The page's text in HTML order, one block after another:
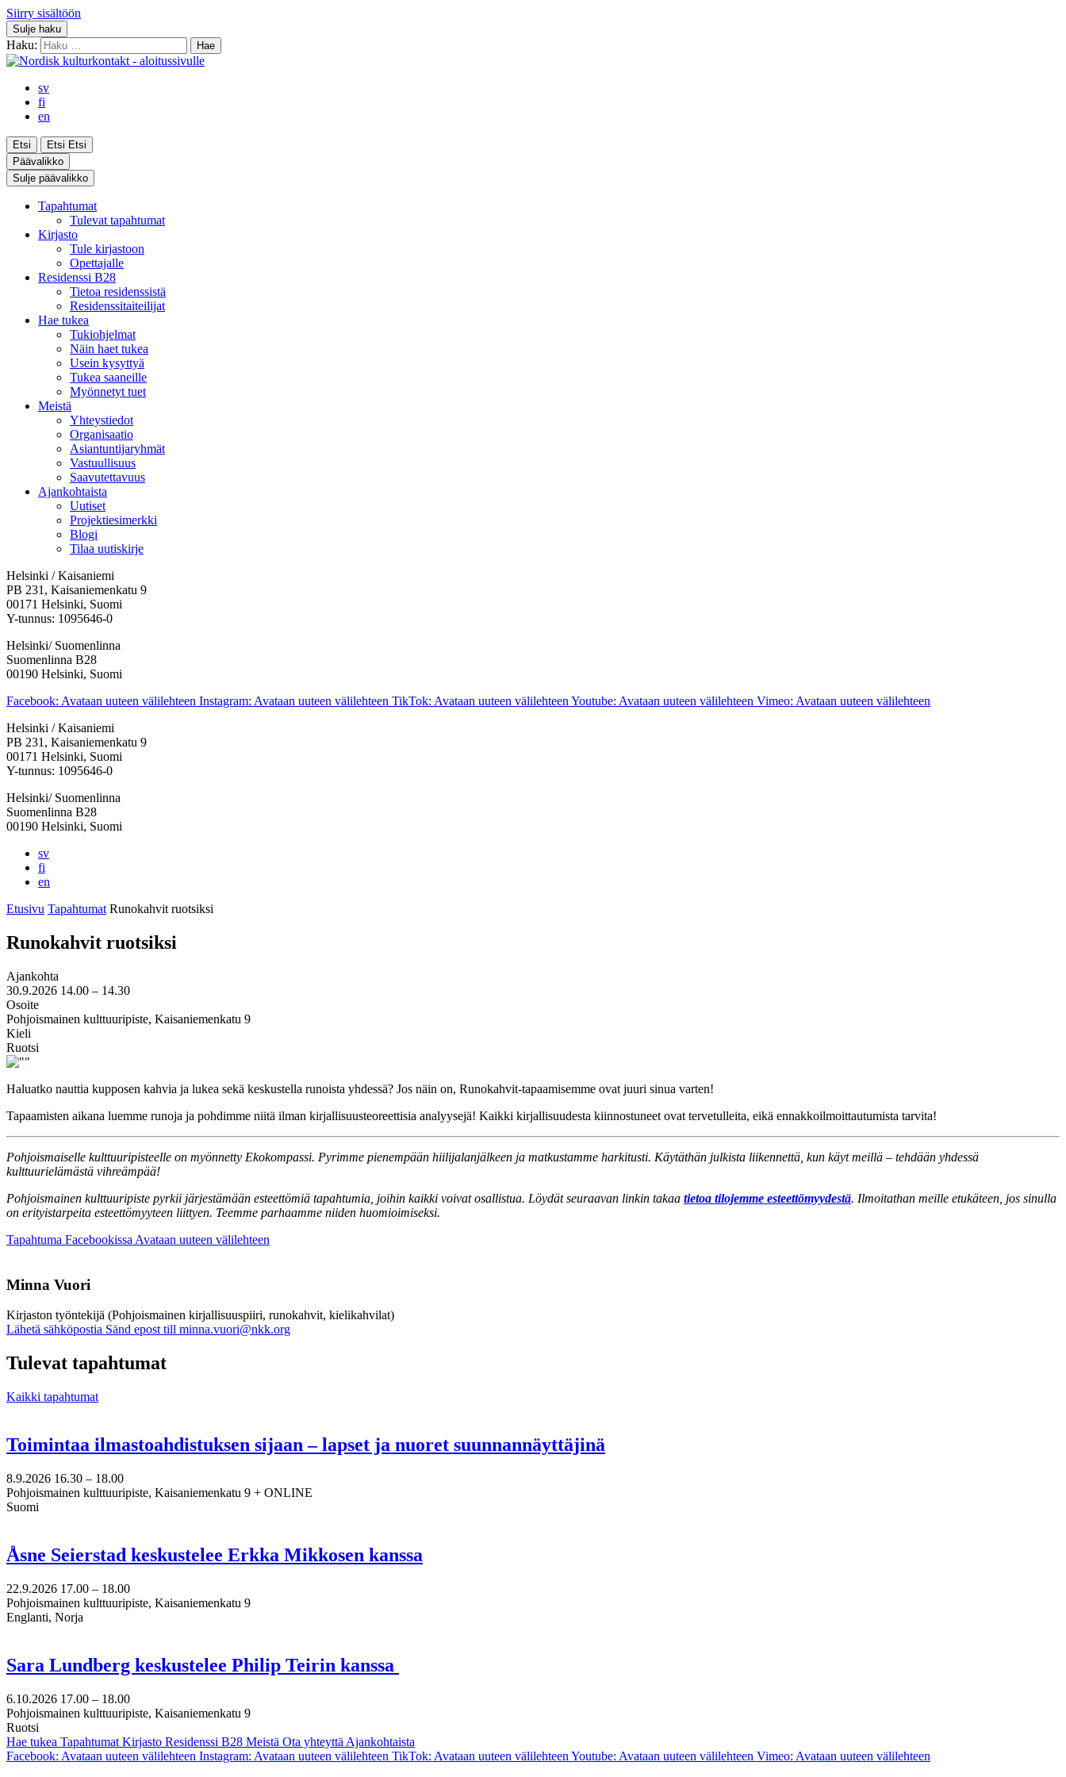
Siirry sisältöön
Sulje haku
Haku:
sv
fi
en
Etsi Etsi Etsi
Päävalikko
Sulje päävalikko
Tapahtumat
Tulevat tapahtumat
Kirjasto
Tule kirjastoon
Opettajalle
Residenssi B28
Tietoa residenssistä
Residenssitaiteilijat
Hae tukea
Tukiohjelmat
Näin haet tukea
Usein kysyttyä
Tukea saaneille
Myönnetyt tuet
Meistä
Yhteystiedot
Organisaatio
Asiantuntijaryhmät
Vastuullisuus
Saavutettavuus
Ajankohtaista
Uutiset
Projektiesimerkki
Blogi
Tilaa uutiskirje
Helsinki / Kaisaniemi
PB 231, Kaisaniemenkatu 9
00171 Helsinki, Suomi
Y-tunnus: 1095646-0
Helsinki/ Suomenlinna
Suomenlinna B28
00190 Helsinki, Suomi
Facebook: Avataan uuteen välilehteen Instagram: Avataan uuteen välilehteen TikTok: Avataan uuteen välilehteen Youtube: Avataan uuteen välilehteen Vimeo: Avataan uuteen välilehteen
Helsinki / Kaisaniemi
PB 231, Kaisaniemenkatu 9
00171 Helsinki, Suomi
Y-tunnus: 1095646-0
Helsinki/ Suomenlinna
Suomenlinna B28
00190 Helsinki, Suomi
sv
fi
en
Etusivu Tapahtumat Runokahvit ruotsiksi
Runokahvit ruotsiksi
Ajankohta
30.9.2026 14.00 – 14.30
Osoite
Pohjoismainen kulttuuripiste, Kaisaniemenkatu 9
Kieli
Ruotsi
Haluatko nauttia kupposen kahvia ja lukea sekä keskustella runoista yhdessä? Jos näin on, Runokahvit-tapaamisemme ovat juuri sinua varten!
Tapaamisten aikana luemme runoja ja pohdimme niitä ilman kirjallisuusteoreettisia analyysejä! Kaikki kirjallisuudesta kiinnostuneet ovat tervetulleita, eikä ennakkoilmoittautumista tarvita!
Pohjoismaiselle kulttuuripisteelle on myönnetty Ekokompassi. Pyrimme pienempään hiilijalanjälkeen ja matkustamme harkitusti. Käytäthän julkista liikennettä, kun käyt meillä – tehdään yhdessä
kulttuurielämästä vihreämpää!
Pohjoismainen kulttuuripiste pyrkii järjestämään esteettömiä tapahtumia, joihin kaikki voivat osallistua. Löydät seuraavan linkin takaa tietoa tilojemme esteettömyydestä. Ilmoitathan meille etukäteen, jos sinulla
on erityistarpeita esteettömyyteen liittyen. Teemme parhaamme niiden huomioimiseksi.
Tapahtuma Facebookissa Avataan uuteen välilehteen
Minna Vuori
Kirjaston työntekijä (Pohjoismainen kirjallisuuspiiri, runokahvit, kielikahvilat)
Lähetä sähköpostia Sänd epost till minna.vuori@nkk.org
Tulevat tapahtumat
Kaikki tapahtumat
Toimintaa ilmastoahdistuksen sijaan – lapset ja nuoret suunnannäyttäjinä
8.9.2026 16.30 – 18.00
Pohjoismainen kulttuuripiste, Kaisaniemenkatu 9 + ONLINE
Suomi
Åsne Seierstad keskustelee Erkka Mikkosen kanssa
22.9.2026 17.00 – 18.00
Pohjoismainen kulttuuripiste, Kaisaniemenkatu 9
Englanti, Norja
Sara Lundberg keskustelee Philip Teirin kanssa
6.10.2026 17.00 – 18.00
Pohjoismainen kulttuuripiste, Kaisaniemenkatu 9
Ruotsi
Hae tukea Tapahtumat Kirjasto Residenssi B28 Meistä Ota yhteyttä Ajankohtaista
Facebook: Avataan uuteen välilehteen Instagram: Avataan uuteen välilehteen TikTok: Avataan uuteen välilehteen Youtube: Avataan uuteen välilehteen Vimeo: Avataan uuteen välilehteen